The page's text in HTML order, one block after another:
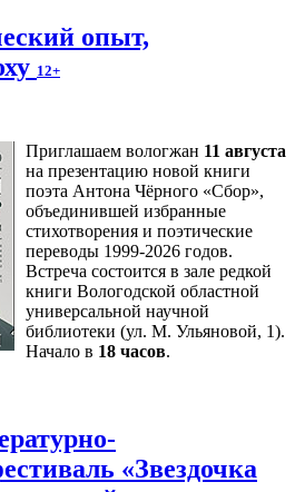
опыт,
12+
Приглашаем вологжан 11 августа
на презентацию новой книги
поэта Антона Чёрного «Сбор»,
объединившей избранные
стихотворения и поэтические
переводы 1999-2026 годов.
Встреча состоится в зале редкой
книги Вологодской областной
универсальной научной
библиотеки (ул. М. Ульяновой, 1).
Начало в 18 часов.
«Звездочка